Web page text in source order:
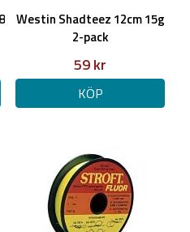
Westin Shadteez 12cm 15g
2-pack
59 kr
KÖP